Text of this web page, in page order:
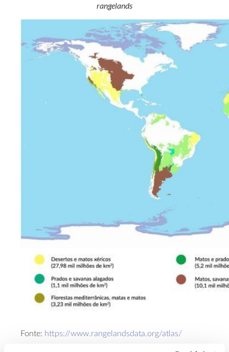
rangelands
Fonte: https://www.rangelandsdata.org/atlas/